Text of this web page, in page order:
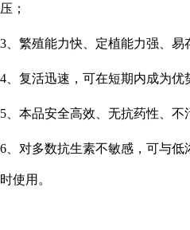
压；
3、繁殖能力快、定植能力强、易
4、复活迅速，可在短期内成为优
5、本品安全高效、无抗药性、不
6、对多数抗生素不敏感，可与低
时使用。